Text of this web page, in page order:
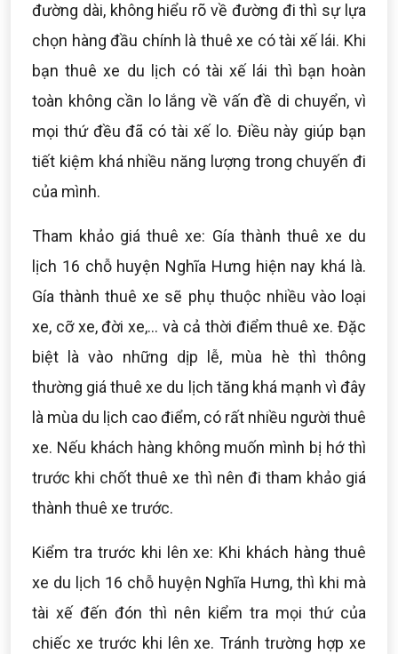
đường dài, không hiểu rõ về đường đi thì sự lựa
chọn hàng đầu chính là thuê xe có tài xế lái. Khi
bạn thuê xe du lịch có tài xế lái thì bạn hoàn
toàn không cần lo lắng về vấn đề di chuyển, vì
mọi thứ đều đã có tài xế lo. Điều này giúp bạn
tiết kiệm khá nhiều năng lượng trong chuyến đi
của mình.
Tham khảo giá thuê xe: Gía thành thuê xe du
lịch 16 chỗ huyện Nghĩa Hưng hiện nay khá là.
Gía thành thuê xe sẽ phụ thuộc nhiều vào loại
xe, cỡ xe, đời xe,... và cả thời điểm thuê xe. Đặc
biệt là vào những dịp lễ, mùa hè thì thông
thường giá thuê xe du lịch tăng khá mạnh vì đây
là mùa du lịch cao điểm, có rất nhiều người thuê
xe. Nếu khách hàng không muốn mình bị hớ thì
trước khi chốt thuê xe thì nên đi tham khảo giá
thành thuê xe trước.
Kiểm tra trước khi lên xe: Khi khách hàng thuê
xe du lịch 16 chỗ huyện Nghĩa Hưng, thì khi mà
tài xế đến đón thì nên kiểm tra mọi thứ của
chiếc xe trước khi lên xe. Tránh trường hợp xe